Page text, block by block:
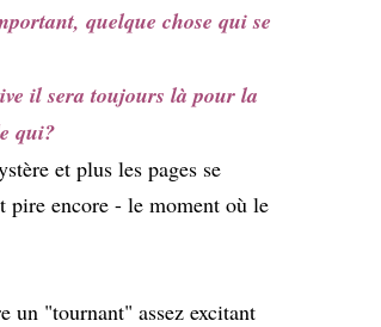
quelque chose qui se
il sera toujours là pour la
qui?
et plus les pages se
pire encore - le moment où le
un "tournant" assez excitant